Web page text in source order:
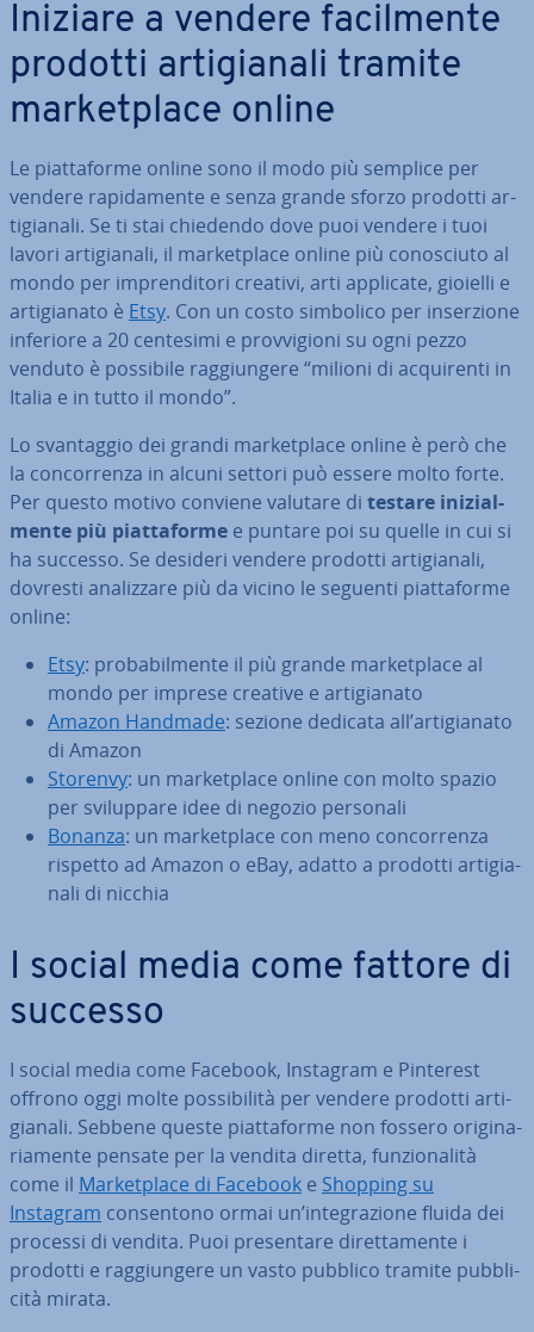
Iniziare a vendere fa­cil­men­te
prodotti ar­ti­gia­na­li tramite
mar­ket­pla­ce online
Le piat­ta­for­me online sono il modo più semplice per
vendere ra­pi­da­men­te e senza grande sforzo prodotti ar­
ti­gia­na­li. Se ti stai chiedendo dove puoi vendere i tuoi
lavori ar­ti­gia­na­li, il mar­ket­pla­ce online più co­no­sciu­to al
mondo per im­pren­di­to­ri creativi, arti applicate, gioielli e
ar­ti­gia­na­to è Etsy. Con un costo simbolico per in­ser­zio­ne
inferiore a 20 centesimi e prov­vi­gio­ni su ogni pezzo
venduto è possibile rag­giun­ge­re “milioni di ac­qui­ren­ti in
Italia e in tutto il mondo”.
Lo svan­tag­gio dei grandi mar­ket­pla­ce online è però che
la con­cor­ren­za in alcuni settori può essere molto forte.
Per questo motivo conviene valutare di testare ini­zial­
men­te più piat­ta­for­me e puntare poi su quelle in cui si
ha successo. Se desideri vendere prodotti ar­ti­gia­na­li,
dovresti ana­liz­za­re più da vicino le seguenti piat­ta­for­me
online:
Etsy: pro­ba­bil­men­te il più grande mar­ket­pla­ce al
mondo per imprese creative e ar­ti­gia­na­to
Amazon Handmade: sezione dedicata all’ar­ti­gia­na­to
di Amazon
Storenvy: un mar­ket­pla­ce online con molto spazio
per svi­lup­pa­re idee di negozio personali
Bonanza: un mar­ket­pla­ce con meno con­cor­ren­za
rispetto ad Amazon o eBay, adatto a prodotti ar­ti­gia­
na­li di nicchia
I social media come fattore di
successo
I social media come Facebook, Instagram e Pinterest
offrono oggi molte pos­si­bi­li­tà per vendere prodotti ar­ti­
gia­na­li. Sebbene queste piat­ta­for­me non fossero ori­gi­na­
ria­men­te pensate per la vendita diretta, fun­zio­na­li­tà
come il Mar­ket­pla­ce di Facebook e Shopping su
Instagram con­sen­to­no ormai un’in­te­gra­zio­ne fluida dei
processi di vendita. Puoi pre­sen­ta­re di­ret­ta­men­te i
prodotti e rag­giun­ge­re un vasto pubblico tramite pub­bli­
ci­tà mirata.